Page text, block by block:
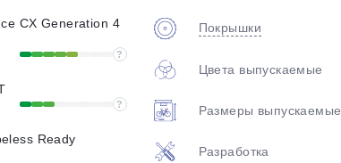
CX Generation 4
?
?
Ready
Покрышки
Цвета выпускаемые
Размеры выпускаемые
Разработка